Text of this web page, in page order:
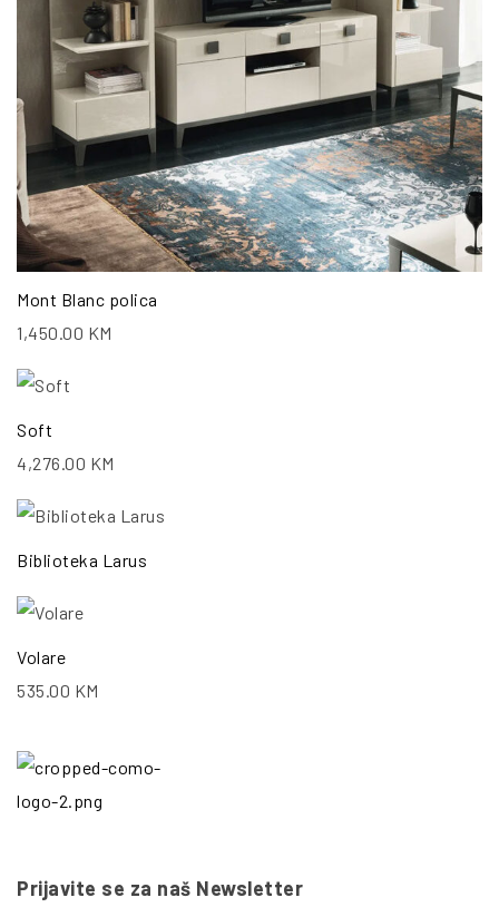
Mont Blanc polica
1,450.00 KM
Soft
4,276.00 KM
Biblioteka Larus
Volare
535.00 KM
Prijavite se za naš Newsletter